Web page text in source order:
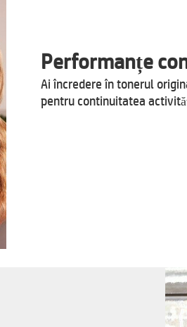
Performanțe
Ai încredere în tonerul
pentru continuitatea